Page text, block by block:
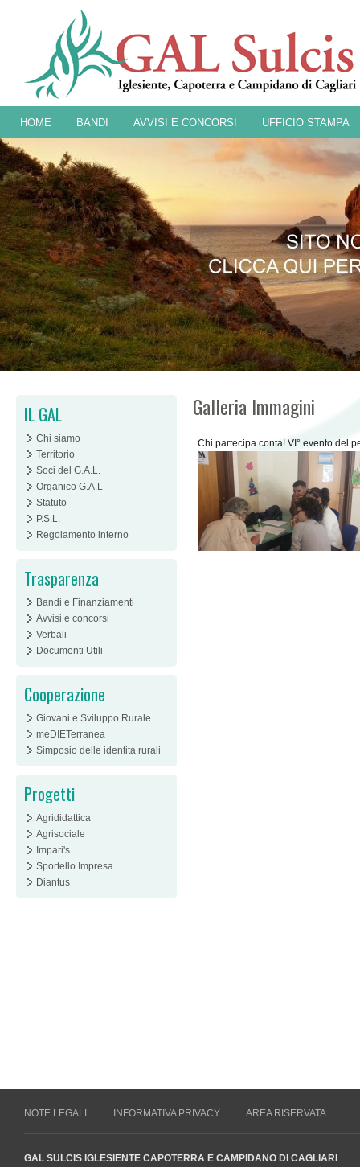
HOME BANDI AVVISI E CONCORSI UFFICIO STAMPA
IL GAL
Chi siamo
Territorio
Soci del G.A.L.
Organico G.A.L
Statuto
P.S.L.
Regolamento interno
Trasparenza
Bandi e Finanziamenti
Avvisi e concorsi
Verbali
Documenti Utili
Cooperazione
Giovani e Sviluppo Rurale
meDIETerranea
Simposio delle identità rurali
Progetti
Agrididattica
Agrisociale
Impari's
Sportello Impresa
Diantus
Galleria Immagini
Chi partecipa conta! VI° evento del
NOTE LEGALI INFORMATIVA PRIVACY AREA RISERVATA
GAL SULCIS IGLESIENTE CAPOTERRA E CAMPIDANO DI CAGLIARI